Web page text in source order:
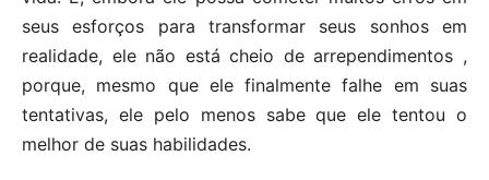
seus esforços para transformar seus sonhos em
realidade, ele não está cheio de arrependimentos ,
porque, mesmo que ele finalmente falhe em suas
tentativas, ele pelo menos sabe que ele tentou o
melhor de suas habilidades.